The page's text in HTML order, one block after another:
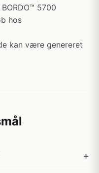
5700
hos
kan være genereret